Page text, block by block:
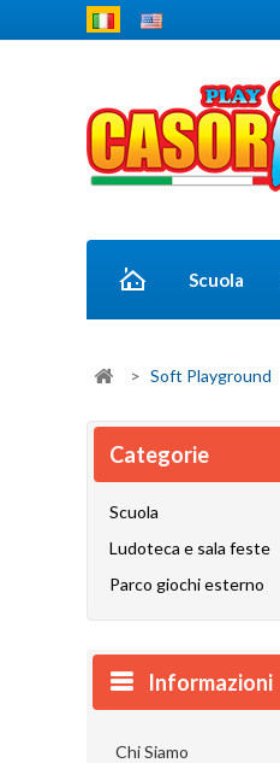
Scuola
> Soft Playground
Categorie
Scuola
Ludoteca e sala feste
Parco giochi esterno
Informazioni
Chi Siamo